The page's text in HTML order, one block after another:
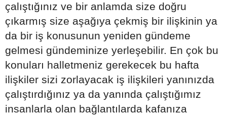
çalıştığınız ve bir anlamda size doğru
çıkarmış size aşağıya çekmiş bir ilişkinin ya
da bir iş konusunun yeniden gündeme
gelmesi gündeminize yerleşebilir. En çok bu
konuları halletmeniz gerekecek bu hafta
ilişkiler sizi zorlayacak iş ilişkileri yanınızda
çalıştırdığınız ya da yanında çalıştığımız
insanlarla olan bağlantılarda kafanıza